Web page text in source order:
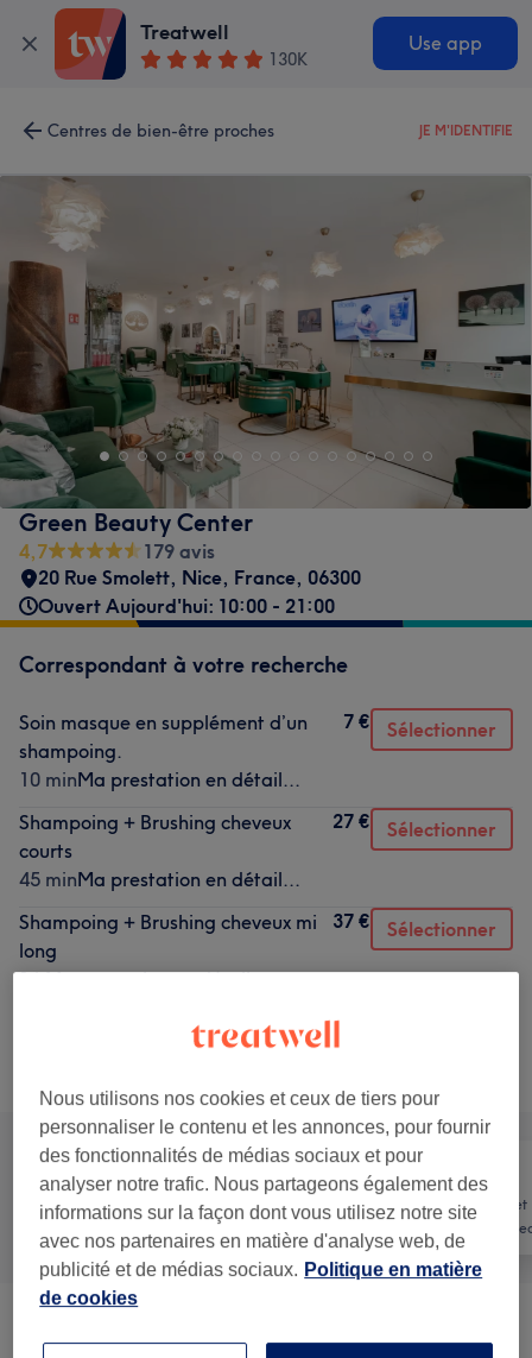
Treatwell
130K
Use app
Centres de bien-être proches JE M'IDENTIFIE
Green Beauty Center
4,7
179 avis
20 Rue Smolett, Nice, France, 06300
Ouvert Aujourd'hui: 10:00 - 21:00
Correspondant à votre recherche
Soin masque en supplément d’un
shampoing.
10 minMa prestation en détail...
7 € Sélectionner
Shampoing + Brushing cheveux
courts
45 minMa prestation en détail...
27 € Sélectionner
Shampoing + Brushing cheveux mi
long
1 hMa prestation en détail...
37 € Sélectionner
Ce n'est pas ce que vous recherchiez ?
Tout Coiffure
Manucure et
Beauté des
Nous utilisons nos cookies et ceux de tiers pour
personnaliser le contenu et les annonces, pour fournir
des fonctionnalités de médias sociaux et pour
analyser notre trafic. Nous partageons également des
informations sur la façon dont vous utilisez notre site
avec nos partenaires en matière d'analyse web, de
publicité et de médias sociaux. Politique en matière
de cookies